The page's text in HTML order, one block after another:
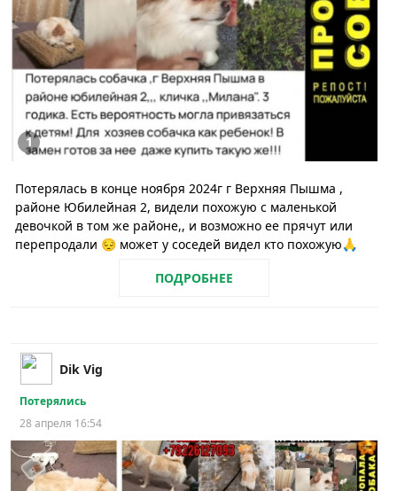
1
Потерялась в конце ноября 2024г г Верхняя Пышма ,
районе Юбилейная 2, видели похожую с маленькой
девочкой в том же районе,, и возможно ее прячут или
перепродали 😔 может у соседей видел кто похожую🙏
ПОДРОБНЕЕ
Dik Vig
Потерялись
28 апреля 16:54